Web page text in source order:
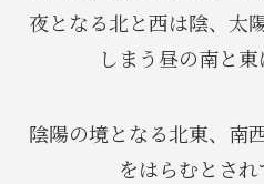
夜となる北と西は陰、太
しまう昼の南と東
陰陽の境となる北東、南
をはらむとされ